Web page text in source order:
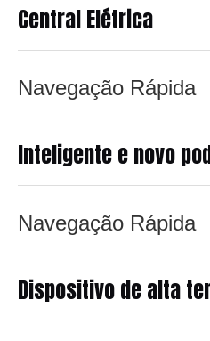
Central Elétrica
Navegação Rápida
Inteligente e novo
Navegação Rápida
Dispositivo de alta